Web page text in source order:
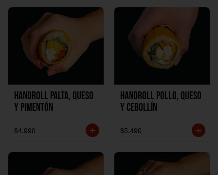
Handroll Palta, Queso
y Pimentón
$4.990
Handroll Pollo, Queso
y Cebollín
$5.490